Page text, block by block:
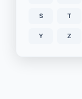
S T
Y Z